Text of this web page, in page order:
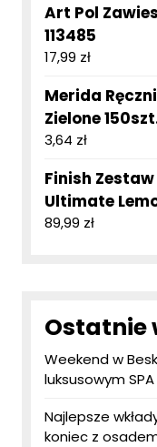
Art Pol
113485
17,99 zł
Merida
Zielone
3,64 zł
Finish
Ultimate
89,99 zł
Ostatnie
Weekend w
luksusowym SPA
Najlepsze
koniec z